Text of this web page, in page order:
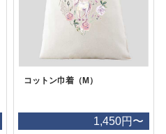
コットン巾着（M）
1,450円〜